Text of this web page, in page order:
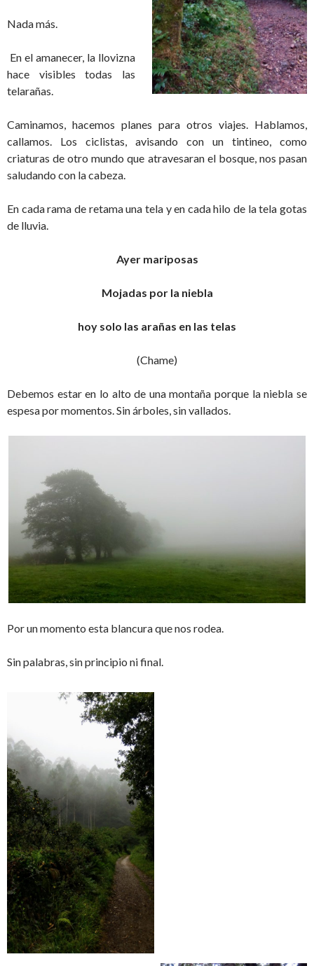
Nada más.
En el amanecer, la llovizna
hace visibles todas las
telarañas.
Caminamos, hacemos planes para otros viajes. Hablamos,
callamos. Los ciclistas, avisando con un tintineo, como
criaturas de otro mundo que atravesaran el bosque, nos pasan
saludando con la cabeza.
En cada rama de retama una tela y en cada hilo de la tela gotas
de lluvia.
Ayer mariposas
Mojadas por la niebla
hoy solo las arañas en las telas
(Chame)
Debemos estar en lo alto de una montaña porque la niebla se
espesa por momentos. Sin árboles, sin vallados.
Por un momento esta blancura que nos rodea.
Sin palabras, sin principio ni final.